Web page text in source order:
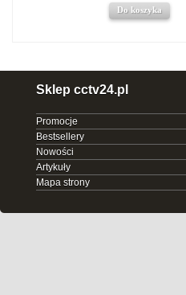
Do koszyka
Sklep cctv24.pl
Promocje
Bestsellery
Nowości
Artykuły
Mapa strony